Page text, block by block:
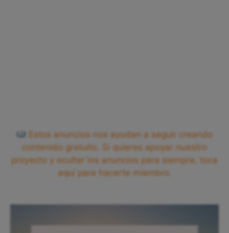
Estos anuncios nos ayudan a seguir creando
contenido gratuito. Si quieres apoyar nuestro
proyecto y ocultar los anuncios para siempre, toca
aquí para hacerte miembro.